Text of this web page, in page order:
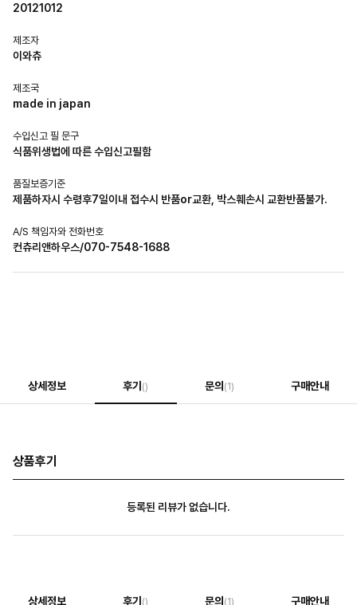
20121012
제조자
이와츄
제조국
made in japan
수입신고 필 문구
식품위생법에 따른 수입신고필함
품질보증기준
제품하자시 수령후7일이내 접수시 반품or교환, 박스훼손시 교환반품불가.
A/S 책임자와 전화번호
컨츄리앤하우스/070-7548-1688
상세정보 후기() 문의(1) 구매안내
상품후기
등록된 리뷰가 없습니다.
상세정보 후기() 문의(1) 구매안내